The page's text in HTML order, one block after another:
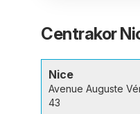
Centrakor
Nice
Avenue Auguste
43